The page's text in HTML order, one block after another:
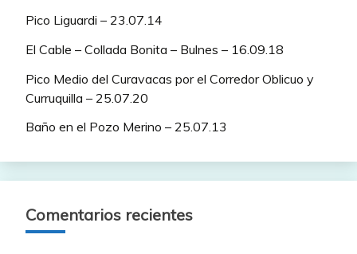
Pico Liguardi – 23.07.14
El Cable – Collada Bonita – Bulnes – 16.09.18
Pico Medio del Curavacas por el Corredor Oblicuo y
Curruquilla – 25.07.20
Baño en el Pozo Merino – 25.07.13
Comentarios recientes